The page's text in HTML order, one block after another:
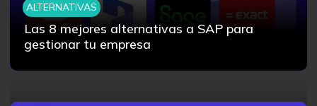
ALTERNATIVAS
Las 8 mejores alternativas a SAP para
gestionar tu empresa